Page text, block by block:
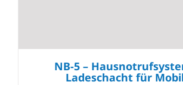
NB-5 –
Ladeschacht für